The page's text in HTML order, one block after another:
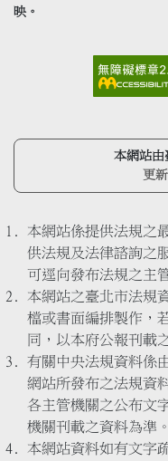
映。
本網站由
更
本網站係提供法規之
供法規及法律諮詢之
可逕向發布法規之主
本網站之臺北市法規
檔或書面編排製作，
同，以本府公報刊載
有關中央法規資料係
網站所發布之法規資
各主管機關之公布文
機關刊載之資料為準。
本網站資料如有文字